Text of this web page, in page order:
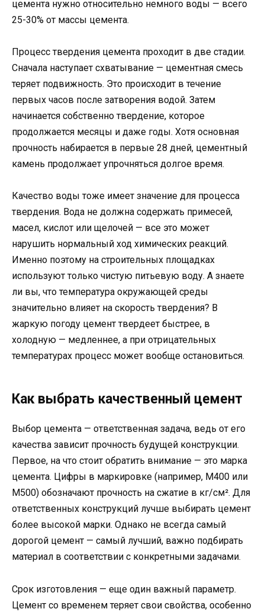
цемента нужно относительно немного воды — всего
25-30% от массы цемента.
Процесс твердения цемента проходит в две стадии.
Сначала наступает схватывание — цементная смесь
теряет подвижность. Это происходит в течение
первых часов после затворения водой. Затем
начинается собственно твердение, которое
продолжается месяцы и даже годы. Хотя основная
прочность набирается в первые 28 дней, цементный
камень продолжает упрочняться долгое время.
Качество воды тоже имеет значение для процесса
твердения. Вода не должна содержать примесей,
масел, кислот или щелочей — все это может
нарушить нормальный ход химических реакций.
Именно поэтому на строительных площадках
используют только чистую питьевую воду. А знаете
ли вы, что температура окружающей среды
значительно влияет на скорость твердения? В
жаркую погоду цемент твердеет быстрее, в
холодную — медленнее, а при отрицательных
температурах процесс может вообще остановиться.
Как выбрать качественный цемент
Выбор цемента — ответственная задача, ведь от его
качества зависит прочность будущей конструкции.
Первое, на что стоит обратить внимание — это марка
цемента. Цифры в маркировке (например, М400 или
М500) обозначают прочность на сжатие в кг/см². Для
ответственных конструкций лучше выбирать цемент
более высокой марки. Однако не всегда самый
дорогой цемент — самый лучший, важно подбирать
материал в соответствии с конкретными задачами.
Срок изготовления — еще один важный параметр.
Цемент со временем теряет свои свойства, особенно